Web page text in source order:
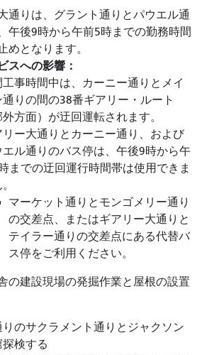
通りは、グラント通りとパウエル通
午後9時から午前5時までの勤務時間
めとなります。
スへの影響：
工事時間中は、カーニー通りとメイ
通りの間の38番ギアリー・ルート
外方面）が迂回運転されます。
リー大通りとカーニー通り、および
エル通りのバス停は、午後9時から午
までの迂回運行時間帯は使用できま
マーケット通りとモンゴメリー通り
の交差点、またはギアリー大通りと
テイラー通りの交差点にある代替バ
ス停をご利用ください。
の建設現場の発掘作業と屋根の設置
のサクラメント通りとジャクソン
検する